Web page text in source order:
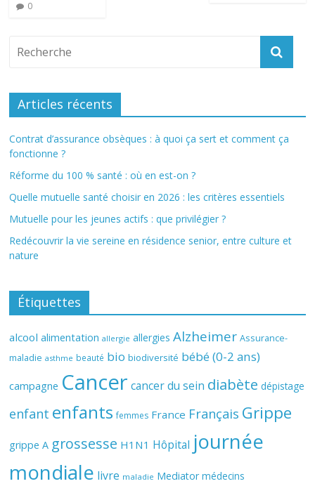
0
Articles récents
Contrat d’assurance obsèques : à quoi ça sert et comment ça
fonctionne ?
Réforme du 100 % santé : où en est-on ?
Quelle mutuelle santé choisir en 2026 : les critères essentiels
Mutuelle pour les jeunes actifs : que privilégier ?
Redécouvrir la vie sereine en résidence senior, entre culture et
nature
Étiquettes
alcool alimentation allergie allergies Alzheimer Assurance-
maladie asthme beauté bio biodiversité bébé (0-2 ans)
campagne Cancer cancer du sein diabète dépistage
enfant enfants femmes France Français Grippe
grippe A grossesse H1N1 Hôpital journée
mondiale livre maladie Mediator médecins